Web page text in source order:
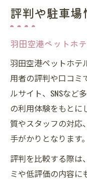
評判や駐車
羽田空港ペットホ
羽田空港ペットホテ
用者の評判や口コミ
ルサイト、SNSなど
の利用体験をもとに
質やスタッフの対応
手がかりとなります。
評判を比較する際は
ミや低評価の内容に